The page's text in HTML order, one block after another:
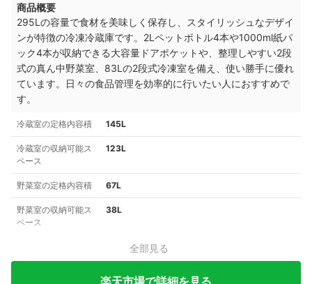
商品概要
295Lの容量で食材を美味しく保存し、スタイリッシュなデザイ
ンが特徴の冷凍冷蔵庫です。2Lペットボトル4本や1000ml紙パ
ック4本が収納できる大容量ドアポケットや、整理しやすい2段
式の真ん中野菜室、83Lの2段式冷凍室を備え、使い勝手に優れ
ています。日々の食品管理を効率的に行いたい人におすすめで
す。
冷蔵室の定格内容積 145L
冷蔵室の収納可能ス
ペース
123L
野菜室の定格内容積 67L
野菜室の収納可能ス
ペース
38L
全部見る